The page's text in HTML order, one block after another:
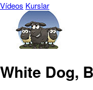
Vídeos Kurslar
White Dog,